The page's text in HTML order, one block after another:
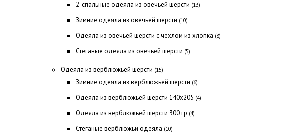
2-спальные одеяла из овечьей шерсти (13)
Зимние одеяла из овечьей шерсти (10)
Одеяла из овечьей шерсти с чехлом из хлопка (8)
Стеганые одеяла из овечьей шерсти (5)
Одеяла из верблюжьей шерсти (15)
Зимние одеяла из верблюжьей шерсти (6)
Одеяла из верблюжьей шерсти 140х205 (4)
Одеяла из верблюжьей шерсти 300 гр (4)
Стеганые верблюжьи одеяла (10)